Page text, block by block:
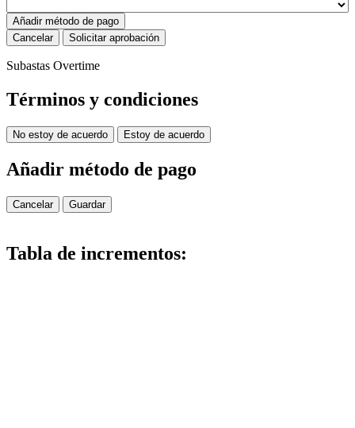
Añadir método de pago
Cancelar
Solicitar aprobación
Subastas Overtime
Términos y condiciones
No estoy de acuerdo Estoy de acuerdo
Añadir método de pago
Cancelar Guardar
Tabla de incrementos: